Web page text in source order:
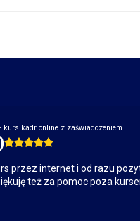
kurs kadr online z zaświadczeniem
przez internet i od razu
też za pomoc poza